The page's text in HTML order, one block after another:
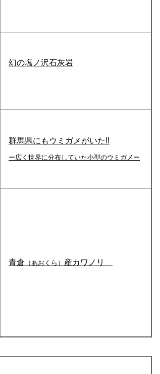
幻の塩ノ沢石灰岩
群馬県にもウミガメがいた‼
ー広く世界に分布していた小型のウミガメー
青倉 （あおくら） 産カワノリ